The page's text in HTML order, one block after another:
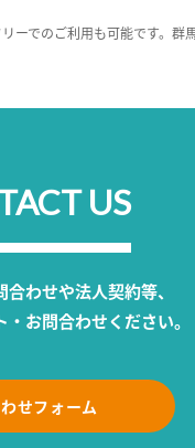
でのご利用も可能です。
US
わせや法人契約等、
お問合わせください。
せフォーム